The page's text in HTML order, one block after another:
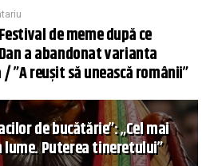
de meme după ce
a abandonat varianta
”A reușit să unească românii”
de bucătărie”: „Cel mai
Puterea tineretului”